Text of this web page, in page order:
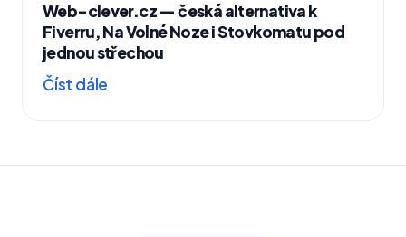
Web-clever.cz — česká alternativa k
Fiverru, Na Volné Noze i Stovkomatu pod
jednou střechou
Číst dále